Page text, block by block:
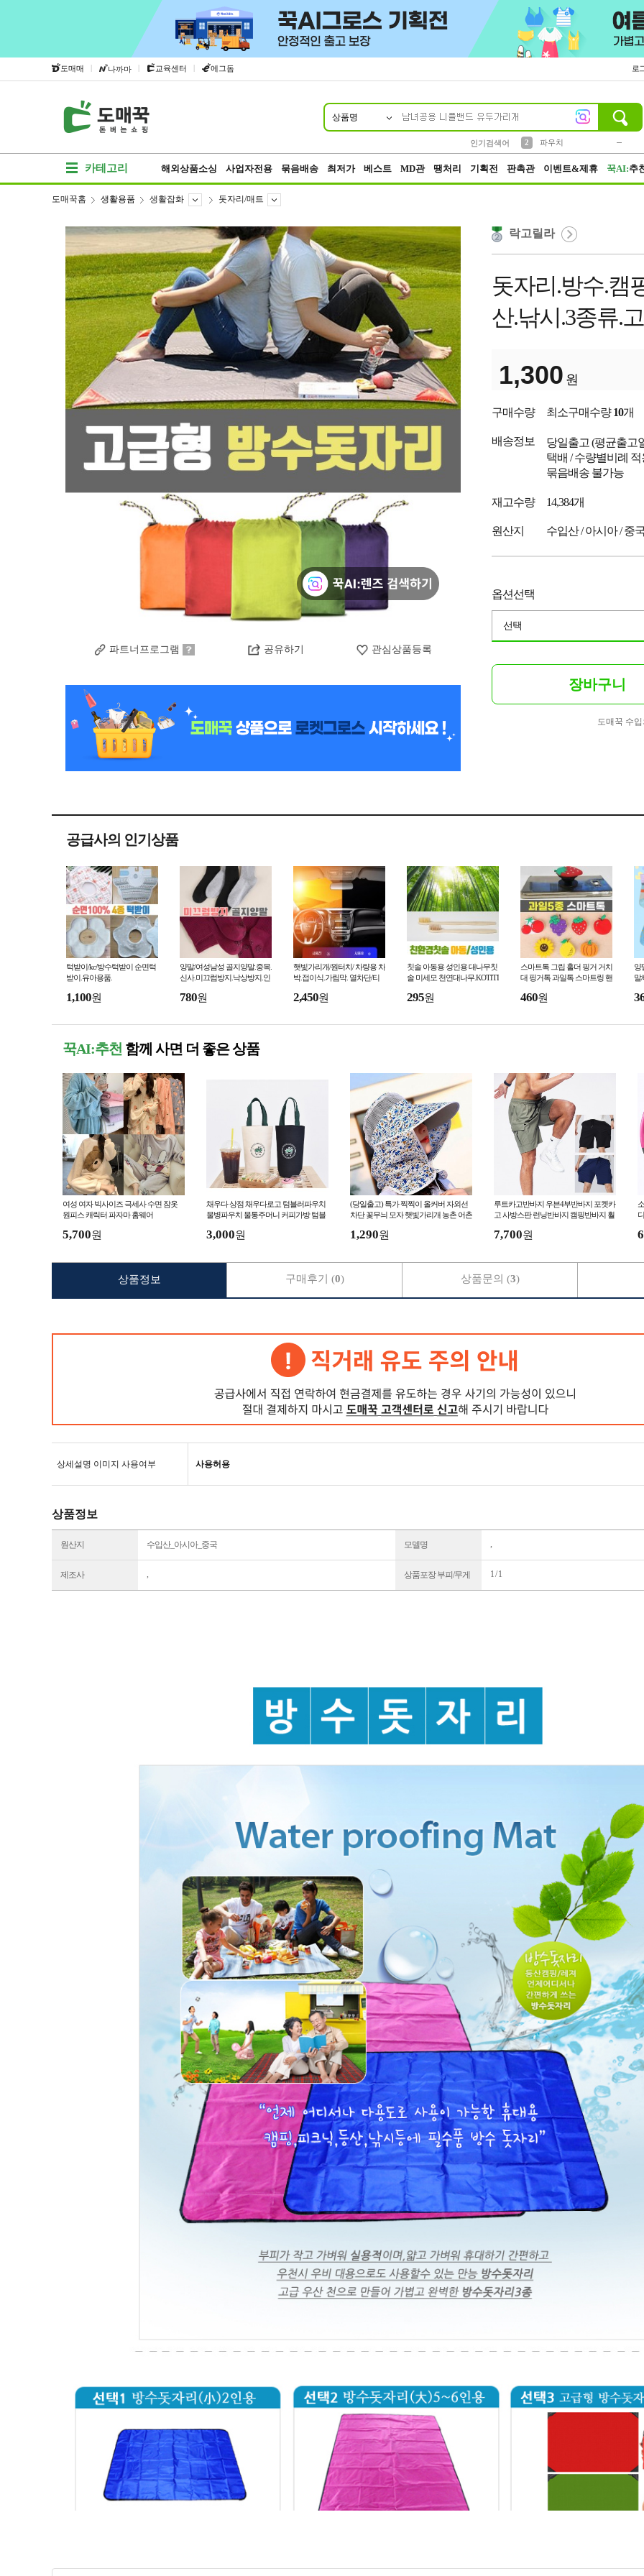
도매매 | 나까마 | 교육센터 | 에그돔 로
상품명
인기검색어
2
파우치
카테고리 해외상품소싱 사업자전용 묶음배송 최저가 베스트 MD관 땡처리 기획전 판촉관 이벤트&제휴 꾹AI:추
도매꾹홈 생활용품 생활잡화 돗자리/매트
파트너프로그램 공유하기 관심상품등록
락고릴라
돗자리.방수.캠
산.낚시.3종류.
1,300 원
구매수량 최소구매수량10개
배송정보 당일출고 (평균출고
택배 / 수량별비례
묶음배송 불가능
재고수량 14,384개
원산지 수입산 / 아시아 / 중
옵션선택
선택
장바구니
도매꾹 수
공급사의 인기상품
턱받이/kc/방수턱받이 순면턱
받이.유아용품.
1,100원
양말/여성남성 골지양말.중목.
신사.미끄럼방지.낙상방지.인
780원
햇빛가리개/원터치/ 차량용 차
박.접이식.가림막. 열차단/티
치
2,450원
칫솔 아동용 성인용 대나무칫
솔 미세모 천연대나무.KOTITI
인증
295원
스마트톡 그립 홀더 핑거 거치
대 핑거톡 과일톡 스마트링 핸
460원
양
말
꾹AI:추천 함께 사면 더 좋은 상품
여성 여자 빅사이즈 극세사 수면 잠옷
원피스 캐릭터 파자마 홈웨어
5,700원
채우다 상점 채우다로고 텀블러파우치
물병파우치 물통주머니 커피가방 텀블
3,000원
(당일출고) 특가 찍찍이 올커버 자외선
차단 꽃무늬 모자 햇빛가리개 농촌 어촌
1,290원
루트카고반바지 우븐4부반바지 포켓카
고 사방스판 런닝반바지 캠핑반바지 훨
7,700원
상세설명 이미지 사용여부 사용허용
상품정보
원산지 수입산_아시아_중국 모델명 ,
제조사 , 상품포장 부피/무게 1 / 1
상품정보 구매후기 (0) 상품문의 (3)